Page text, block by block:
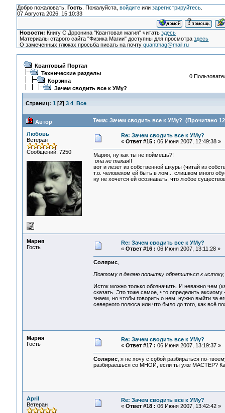
Добро пожаловать, Гость. Пожалуйста, войдитеили зарегистрируйтесь.
07 Августа 2026, 15:10:33
Новости: Книгу С.Доронина "Квантовая магия" читатьздесь
Материалы старого сайта "Физика Магии" доступны для просмотраздесь
О замеченных глюках просьба писать на почтуquantmag@mail.ru
Квантовый Портал
Технические разделы
Корзина
Зачем сводить все к УМу?
0
Страниц: 1 [2] 3 4 Все
Автор Тема: Зачем сводить все к УМу? (Прочитано
Любовь
Ветеран
Сообщений: 7250
Re: Зачем сводить все к УМу?
« Ответ #15 : 06 Июня 2007, 12:49:38 »
Мария, ну как ты не поймешь?!
она не такая!!
вот и лезет из собственной шкуры (читай из
т.о. человеком ей быть в лом... слишком много
ну не хочется ей осознавать, что любое
Мария
Гость
Re: Зачем сводить все к УМу?
« Ответ #16 : 06 Июня 2007, 13:11:28 »
Солярис,
Поэтому я делаю попытку обратиться к
Исток можно только обозначить. И неважно чем
сказать. Это тоже самое, что определить
знаем, но чтобы говорить о нем, нужно выйти за
северного полюса или что было до того, как всё
Мария
Гость
Re: Зачем сводить все к УМу?
« Ответ #17 : 06 Июня 2007, 13:19:37 »
Солярис, я не хочу с собой разбираться по-
разбираешься со МНОЙ, если ты уже МАСТЕР?
April
Ветеран
Re: Зачем сводить все к УМу?
« Ответ #18 : 06 Июня 2007, 13:42:42 »